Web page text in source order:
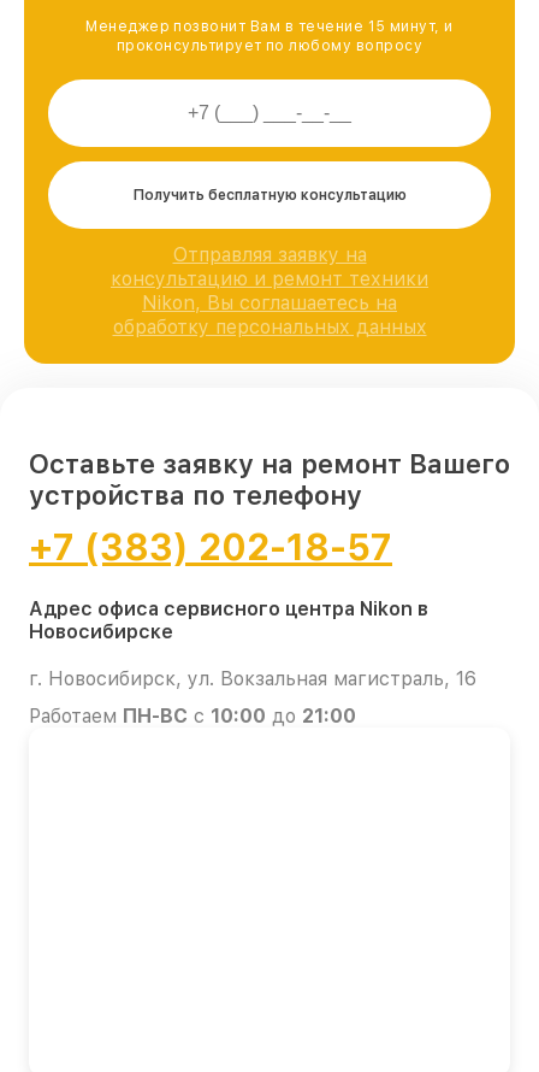
Менеджер позвонит Вам в течение 15 минут, и
проконсультирует по любому вопросу
Получить бесплатную консультацию
Отправляя заявку на
консультацию и ремонт техники
Nikon, Вы соглашаетесь на
обработку персональных данных
Оставьте заявку на ремонт Вашего
устройства по телефону
+7 (383) 202-18-57
Адрес офиса сервисного центра Nikon в
Новосибирске
г. Новосибирск, ул. Вокзальная магистраль, 16
Работаем ПН-ВС с 10:00 до 21:00